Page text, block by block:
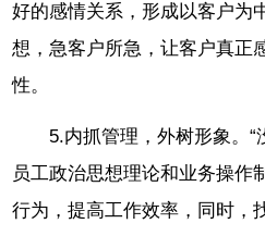
好的感情关系，形成以客户为
想，急客户所急，让客户真正
性。
5.内抓管理，外树形象。“
员工政治思想理论和业务操作
行为，提高工作效率，同时，